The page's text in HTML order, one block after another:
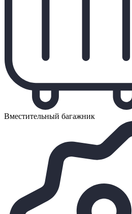
Вместительный багажник